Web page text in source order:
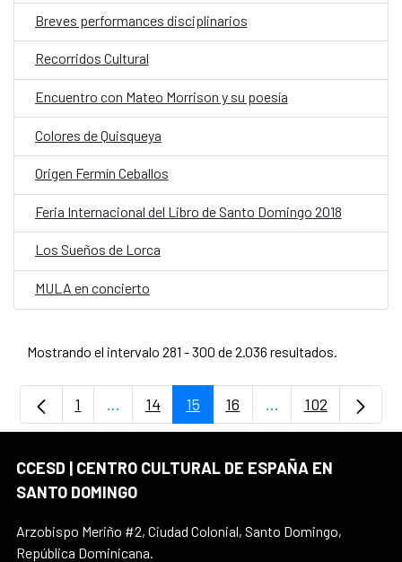
Breves performances disciplinarios
Recorridos Cultural
Encuentro con Mateo Morrison y su poesía
Colores de Quisqueya
Origen Fermín Ceballos
Feria Internacional del Libro de Santo Domingo 2018
Los Sueños de Lorca
MULA en concierto
Mostrando el intervalo 281 - 300 de 2.036 resultados.
Página
1 ...Páginas intermedias Use TAB para
Página
14 Página
15 Página
16 ...PáginasPágina
102
CCESD | CENTRO CULTURAL DE ESPAÑA EN
SANTO DOMINGO
Arzobispo Meriño #2, Ciudad Colonial, Santo Domingo,
República Dominicana.